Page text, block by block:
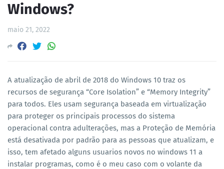
Windows?
maio 21, 2022
A atualização de abril de 2018 do Windows 10 traz os
recursos de segurança “Core Isolation” e “Memory Integrity”
para todos. Eles usam segurança baseada em virtualização
para proteger os principais processos do sistema
operacional contra adulterações, mas a Proteção de Memória
está desativada por padrão para as pessoas que atualizam, e
isso, tem afetado alguns usuarios novos no windows 11 a
instalar programas, como é o meu caso com o volante da